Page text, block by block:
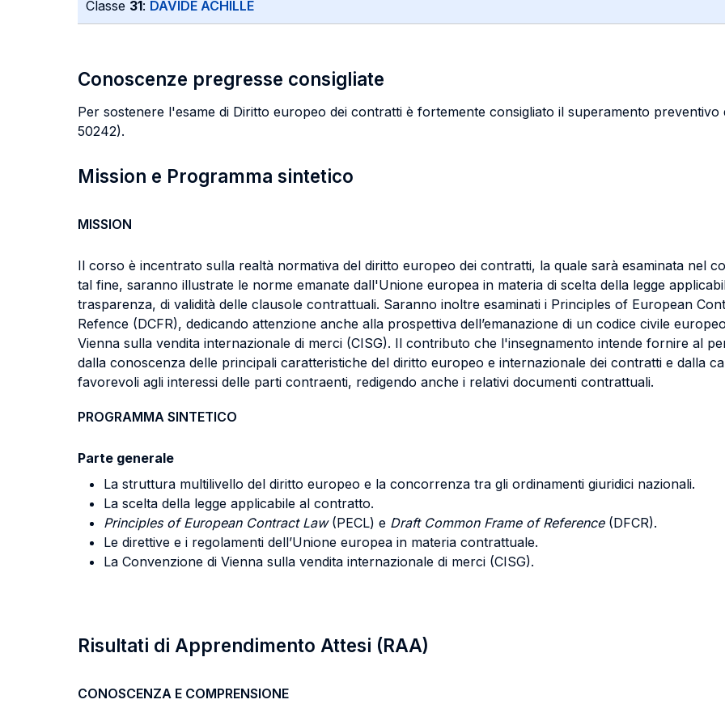
Classe 31: DAVIDE ACHILLE
Conoscenze pregresse consigliate
Per sostenere l'esame di Diritto europeo dei contratti è fortemente consigliato il superamento preventivo
50242).
Mission e Programma sintetico
MISSION
Il corso è incentrato sulla realtà normativa del diritto europeo dei contratti, la quale sarà esaminata nel
tal fine, saranno illustrate le norme emanate dall'Unione europea in materia di scelta della legge
trasparenza, di validità delle clausole contrattuali. Saranno inoltre esaminati i Principles of European
Refence (DCFR), dedicando attenzione anche alla prospettiva dell’emanazione di un codice civile
Vienna sulla vendita internazionale di merci (CISG). Il contributo che l'insegnamento intende fornire al
dalla conoscenza delle principali caratteristiche del diritto europeo e internazionale dei contratti e dalla
favorevoli agli interessi delle parti contraenti, redigendo anche i relativi documenti contrattuali.
PROGRAMMA SINTETICO
Parte generale
La struttura multilivello del diritto europeo e la concorrenza tra gli ordinamenti giuridici nazionali.
La scelta della legge applicabile al contratto.
Principles of European Contract Law(PECL) e Draft Common Frame of Reference(DFCR).
Le direttive e i regolamenti dell’Unione europea in materia contrattuale.
La Convenzione di Vienna sulla vendita internazionale di merci (CISG).
Risultati di Apprendimento Attesi (RAA)
CONOSCENZA E COMPRENSIONE